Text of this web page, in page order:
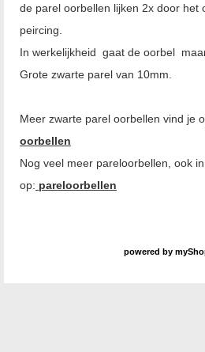
de parel oorbellen lijken 2x door het
peircing.
In werkelijkheid gaat de oorbel
Grote zwarte parel van 10mm.
Meer zwarte parel oorbellen vind je
oorbellen
Nog veel meer pareloorbellen, ook
op: pareloorbellen
powered by